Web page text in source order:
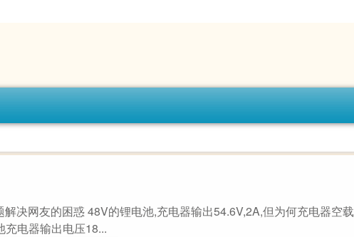
解决网友的困惑 48V的锂电池,充电器输出54.6V,2A,但为何充电器空载
电器输出电压18...